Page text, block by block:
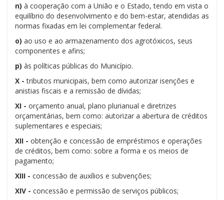
n) à cooperação com a União e o Estado, tendo em vista o
equilíbrio do desenvolvimento e do bem-estar, atendidas as
normas fixadas em lei complementar federal.
o) ao uso e ao armazenamento dos agrotóxicos, seus
componentes e afins;
p) às políticas públicas do Município.
X - tributos municipais, bem como autorizar isenções e
anistias fiscais e a remissão de dívidas;
XI - orçamento anual, plano plurianual e diretrizes
orçamentárias, bem como: autorizar a abertura de créditos
suplementares e especiais;
XII - obtenção e concessão de empréstimos e operações
de créditos, bem como: sobre a forma e os meios de
pagamento;
XIII - concessão de auxílios e subvenções;
XIV - concessão e permissão de serviços públicos;